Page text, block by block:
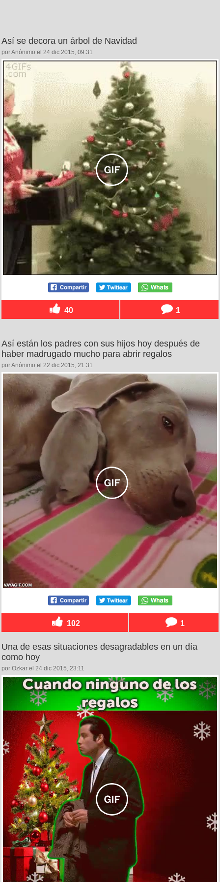
Así se decora un árbol de Navidad
por Anónimo el 24 dic 2015, 09:31
40 1
Así están los padres con sus hijos hoy después de
haber madrugado mucho para abrir regalos
por Anónimo el 22 dic 2015, 21:31
102 1
Una de esas situaciones desagradables en un día
como hoy
por Ozkar el 24 dic 2015, 23:11